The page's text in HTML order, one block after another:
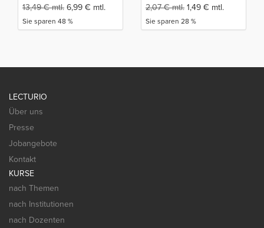
13,49€mtl. 6,99 € mtl.
Sie sparen 48 %
2,07€mtl. 1,49 € mtl.
Sie sparen 28 %
LECTURIO
Über uns
Presse
Jobangebote
Kontakt
KURSE
nach Themen
nach Institutionen
nach Dozenten